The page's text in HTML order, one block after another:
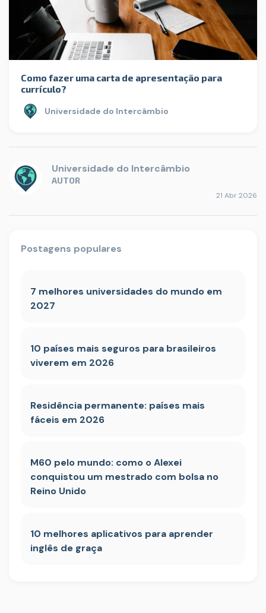
Como fazer uma carta de apresentação para
currículo?
Universidade do Intercâmbio
Universidade do Intercâmbio
AUTOR
21 Abr 2026
Postagens populares
7 melhores universidades do mundo em
2027
10 países mais seguros para brasileiros
viverem em 2026
Residência permanente: países mais
fáceis em 2026
M60 pelo mundo: como o Alexei
conquistou um mestrado com bolsa no
Reino Unido
10 melhores aplicativos para aprender
inglês de graça